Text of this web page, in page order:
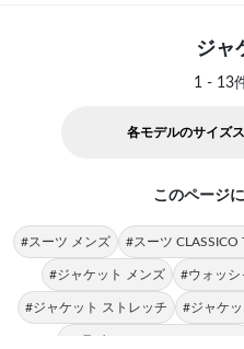
ジャ
1 - 13
各モデルのサイズ
このページ
#スーツ メンズ #スーツ CLASSICO
#ジャケット メンズ #ウォッシ
#ジャケット ストレッチ #ジャケ
#Aライン CLASSICO TAPERED